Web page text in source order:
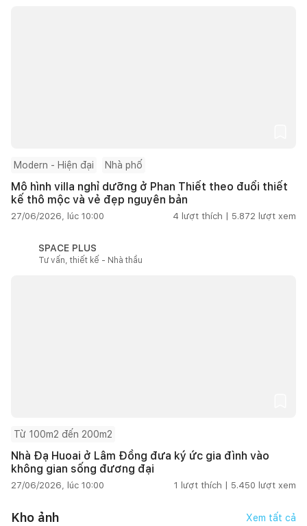
Modern - Hiện đại Nhà phố
Mô hình villa nghỉ dưỡng ở Phan Thiết theo đuổi thiết
kế thô mộc và vẻ đẹp nguyên bản
27/06/2026, lúc 10:00 4 lượt thích | 5.872 lượt xem
SPACE PLUS
Tư vấn, thiết kế - Nhà thầu
Từ 100m2 đến 200m2
Nhà Đạ Huoai ở Lâm Đồng đưa ký ức gia đình vào
không gian sống đương đại
27/06/2026, lúc 10:00 1 lượt thích | 5.450 lượt xem
Kho ảnh Xem tất cả